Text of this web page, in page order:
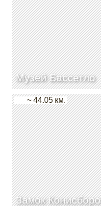
Музей Бассетло
Замок Конисборо
~ 44.05 км.